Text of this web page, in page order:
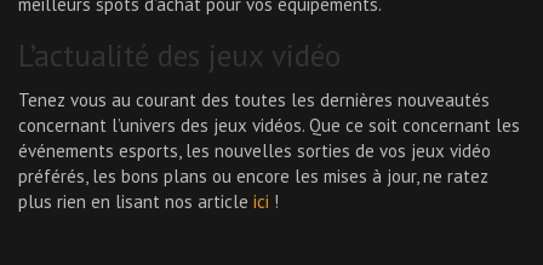
L’actualité des jeux vidéo
Tenez vous au courant des toutes les dernières nouveautés
concernant l’univers des jeux vidéos. Que ce soit concernant les
événements esports, les nouvelles sorties de vos jeux vidéo
préférés, les bons plans ou encore les mises à jour, ne ratez
plus rien en lisant nos article ici !